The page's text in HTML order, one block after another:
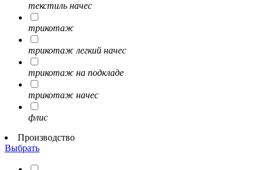
текстиль начес
трикотаж
трикотаж легкий начес
трикотаж на подкладе
трикотаж начес
флис
Производство
Выбрать